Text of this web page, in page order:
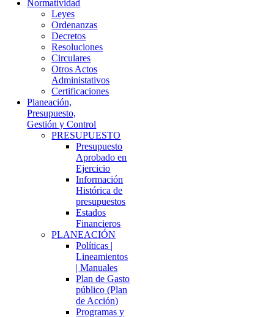
Normatividad
Leyes
Ordenanzas
Decretos
Resoluciones
Circulares
Otros Actos
Administativos
Certificaciones
Planeación,
Presupuesto,
Gestión y Control
PRESUPUESTO
Presupuesto
Aprobado en
Ejercicio
Información
Histórica de
presupuestos
Estados
Financieros
PLANEACIÓN
Políticas |
Lineamientos
| Manuales
Plan de Gasto
público (Plan
de Acción)
Programas y